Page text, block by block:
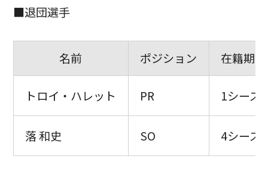
■退団選手
名前 ポジション 在籍期
トロイ・ハレット PR 1シーズ
落 和史 SO 4シーズ